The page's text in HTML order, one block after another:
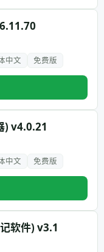
中文 免费版
) v4.0.21
中文 免费版
软件) v3.1